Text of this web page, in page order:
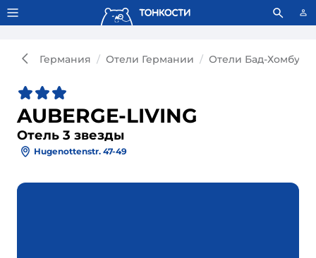
Тонкости используют сookie-файлы. Что это значит?
Германия Отели Германии Отели Бад-
AUBERGE-LIVING
Отель 3 звезды
Hugenottenstr. 47-49